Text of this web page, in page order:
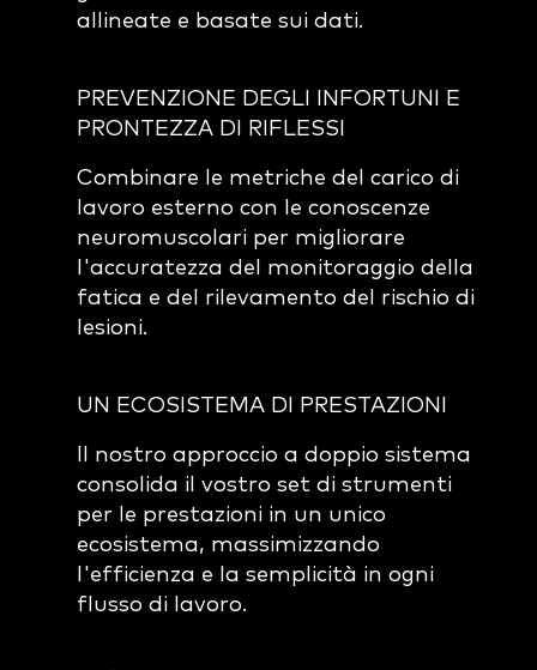
allineate e basate sui dati.
PREVENZIONE DEGLI INFORTUNI E
PRONTEZZA DI RIFLESSI
Combinare le metriche del carico di
lavoro esterno con le conoscenze
neuromuscolari per migliorare
l'accuratezza del monitoraggio della
fatica e del rilevamento del rischio di
lesioni.
UN ECOSISTEMA DI PRESTAZIONI
Il nostro approccio a doppio sistema
consolida il vostro set di strumenti
per le prestazioni in un unico
ecosistema, massimizzando
l'efficienza e la semplicità in ogni
flusso di lavoro.